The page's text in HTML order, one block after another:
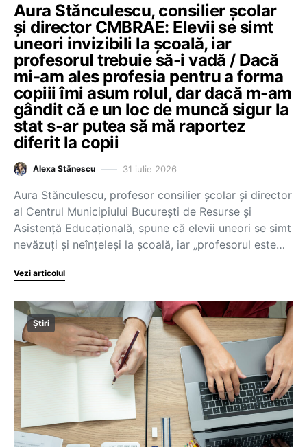
Aura Stănculescu, consilier școlar
și director CMBRAE: Elevii se simt
uneori invizibili la școală, iar
profesorul trebuie să-i vadă / Dacă
mi-am ales profesia pentru a forma
copiii îmi asum rolul, dar dacă m-am
gândit că e un loc de muncă sigur la
stat s-ar putea să mă raportez
diferit la copii
Alexa Stănescu 31 iulie 2026
Aura Stănculescu, profesor consilier școlar și director
al Centrul Municipiului București de Resurse și
Asistență Educațională, spune că elevii uneori se simt
nevăzuți și neînțeleși la școală, iar „profesorul este…
Vezi articolul
Știri